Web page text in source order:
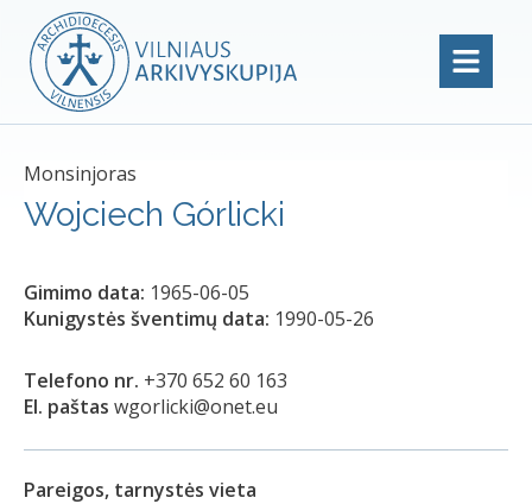
Monsinjoras
Wojciech Górlicki
Gimimo data: 1965-06-05
Kunigystės šventimų data: 1990-05-26
Telefono nr. +370 652 60 163
El. paštas wgorlicki@onet.eu
Pareigos, tarnystės vieta